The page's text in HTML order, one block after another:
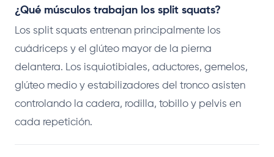
¿Qué músculos trabajan los split squats?
Los split squats entrenan principalmente los
cuádriceps y el glúteo mayor de la pierna
delantera. Los isquiotibiales, aductores, gemelos,
glúteo medio y estabilizadores del tronco asisten
controlando la cadera, rodilla, tobillo y pelvis en
cada repetición.